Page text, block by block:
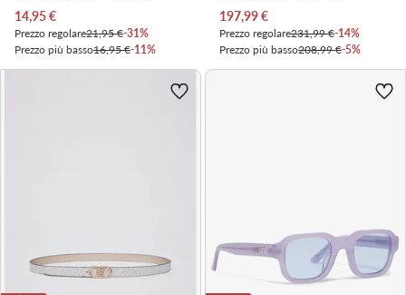
Prezzo attuale
14,95€
Prezzo regolare21,95 €-31%
Prezzo più basso16,95 €-11%
Prezzo attuale
197,99€
Prezzo regolare231,99 €-14%
Prezzo più basso208,99 €-5%